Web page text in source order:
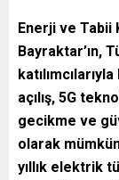
Enerji ve Tabii
Bayraktar’ın,
açılış, 5G
gecikme ve
olarak
yıllık elektrik